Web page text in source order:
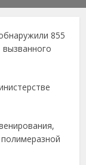
855
вызванного